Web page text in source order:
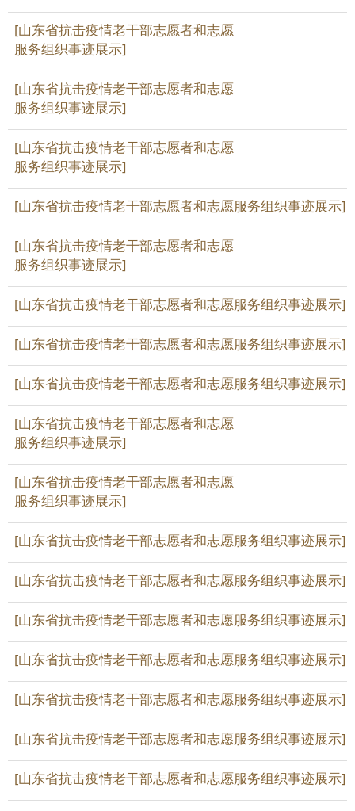
[山东省抗击疫情老干部志愿者和志愿
服务组织事迹展示]
[山东省抗击疫情老干部志愿者和志愿
服务组织事迹展示]
[山东省抗击疫情老干部志愿者和志愿
服务组织事迹展示]
[山东省抗击疫情老干部志愿者和志愿服务组织事迹展示]
[山东省抗击疫情老干部志愿者和志愿
服务组织事迹展示]
[山东省抗击疫情老干部志愿者和志愿服务组织事迹展示]
[山东省抗击疫情老干部志愿者和志愿服务组织事迹展示]
[山东省抗击疫情老干部志愿者和志愿服务组织事迹展示]
[山东省抗击疫情老干部志愿者和志愿
服务组织事迹展示]
[山东省抗击疫情老干部志愿者和志愿
服务组织事迹展示]
[山东省抗击疫情老干部志愿者和志愿服务组织事迹展示]
[山东省抗击疫情老干部志愿者和志愿服务组织事迹展示]
[山东省抗击疫情老干部志愿者和志愿服务组织事迹展示]
[山东省抗击疫情老干部志愿者和志愿服务组织事迹展示]
[山东省抗击疫情老干部志愿者和志愿服务组织事迹展示]
[山东省抗击疫情老干部志愿者和志愿服务组织事迹展示]
[山东省抗击疫情老干部志愿者和志愿服务组织事迹展示]